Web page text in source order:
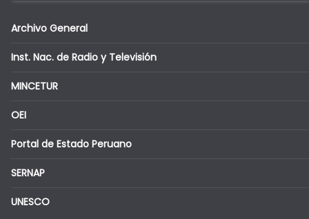
Archivo General
Inst. Nac. de Radio y Televisión
MINCETUR
OEI
Portal de Estado Peruano
SERNAP
UNESCO